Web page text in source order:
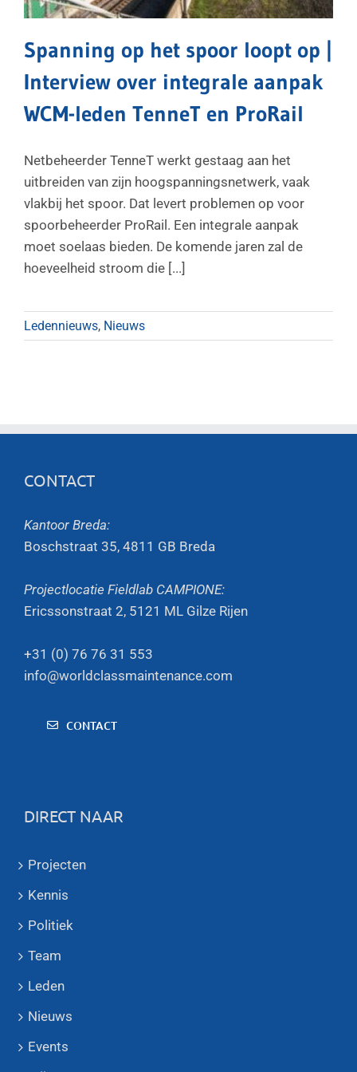
Spanning op het spoor loopt op |
Interview over integrale aanpak
WCM-leden TenneT en ProRail
Netbeheerder TenneT werkt gestaag aan het
uitbreiden van zijn hoogspanningsnetwerk, vaak
vlakbij het spoor. Dat levert problemen op voor
spoorbeheerder ProRail. Een integrale aanpak
moet soelaas bieden. De komende jaren zal de
hoeveelheid stroom die [...]
Ledennieuws, Nieuws
CONTACT
Kantoor Breda:
Boschstraat 35, 4811 GB Breda
Projectlocatie Fieldlab CAMPIONE:
Ericssonstraat 2, 5121 ML Gilze Rijen
+31 (0) 76 76 31 553
info@worldclassmaintenance.com
CONTACT
DIRECT NAAR
Projecten
Kennis
Politiek
Team
Leden
Nieuws
Events